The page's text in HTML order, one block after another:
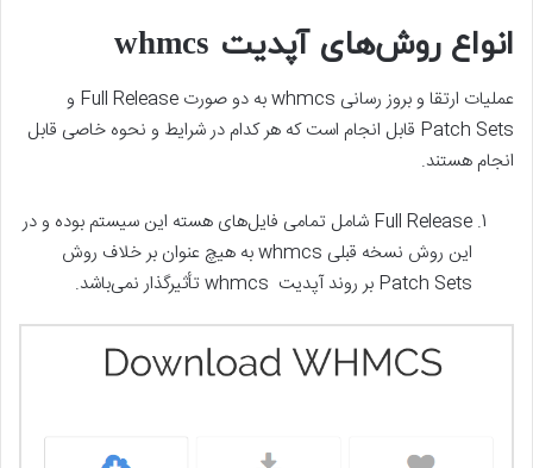
انواع روش‌های آپدیت whmcs
عملیات ارتقا و بروز رسانی whmcs به دو صورت Full Release و
Patch Sets قابل انجام است که هر کدام در شرایط و نحوه خاصی قابل
انجام هستند.
Full Release شامل تمامی فایل‌های هسته این سیستم بوده و در
این روش نسخه قبلی whmcs به هیچ عنوان بر خلاف روش
Patch Sets بر روند آپدیت whmcs تأثیرگذار نمی‌باشد.